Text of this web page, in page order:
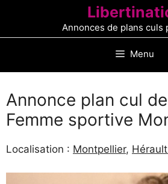
contenu
Annonces de plans culs
Menu
Annonce plan cul
Femme sportive
Localisation : Montpellier,